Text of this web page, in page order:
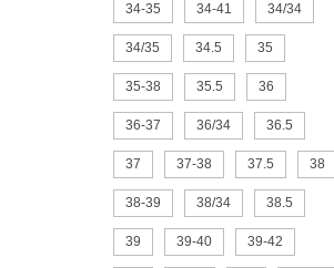
34-35 34-41 34/34
34/35 34.5 35
35-38 35.5 36
36-37 36/34 36.5
37 37-38 37.5 38
38-39 38/34 38.5
39 39-40 39-42